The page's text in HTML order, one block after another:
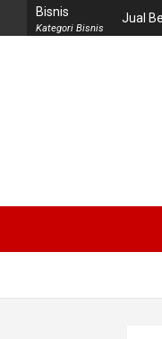
Bisnis
Kategori Bisnis
Jual